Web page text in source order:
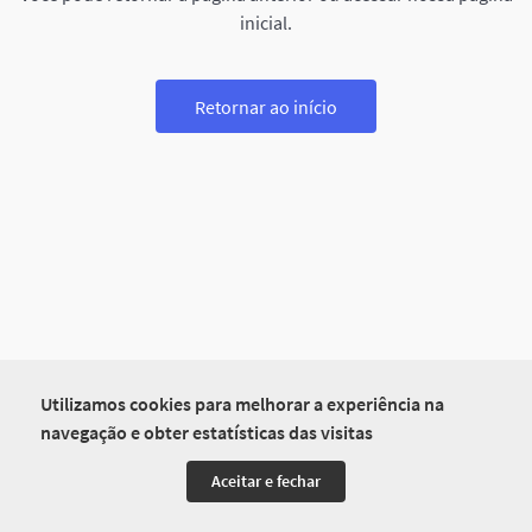
Utilizamos cookies para melhorar a experiência na
navegação e obter estatísticas das visitas
Aceitar e fechar
inicial.
Retornar ao início